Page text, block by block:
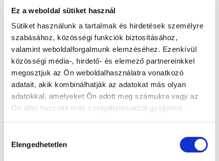
Ez a weboldal sütiket használ
Sütiket használunk a tartalmak és hirdetések személyre
szabásához, közösségi funkciók biztosításához,
valamint weboldalforgalmunk elemzéséhez. Ezenkívül
közösségi média-, hirdető- és elemező partnereinkkel
megosztjuk az Ön weboldalhasználatra vonatkozó
adatait, akik kombinálhatják az adatokat más olyan
adatokkal, amelyeket Ön adott meg számukra vagy az
Ön által használt más szolgáltatásokból gyűjtöttek.
kiválasztása
Elengedhetetlen
ahogy a tájékoztatás iránti kérelmet az érintett
Az adott naptári évben adott első tájékoztatás
ingyenes. Ugyanazon adatkörre vonatkozó
ismételt tájékoztatásért az Adatkezelő ügyintézési
díjat számít fel, feltéve, hogy az ismételt
tájékoztatás során jogsértés nem volt
megállapítható, illetve az adatok helyesbítésére
A felszámítható díj érintett adatonként bruttó